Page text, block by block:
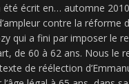
été écrit en… automne
contre la réforme
qui a fini par imposer le
de 60 à 62 ans. Nous le
de réélection